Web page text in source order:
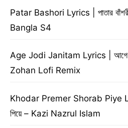
Patar Bashori Lyrics | পাতার
Bangla S4
Age Jodi Janitam Lyrics | আগে
Zohan Lofi Remix
Khodar Premer Shorab Piye
পিয়ে – Kazi Nazrul Islam